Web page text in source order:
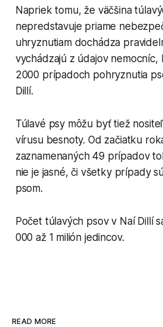
Napriek tomu, že väčšina
nepredstavuje priame
uhryznutiam dochádza
vychádzajú z údajov nemocníc,
2000 prípadoch pohryznutia
Dillí.
Túlavé psy môžu byť tiež
vírusu besnoty. Od začiatku
zaznamenaných 49 prípadov
nie je jasné, či všetky prípady
psom.
Počet túlavých psov v Naí Dillí
000 až 1 milión jedincov.
READ MORE